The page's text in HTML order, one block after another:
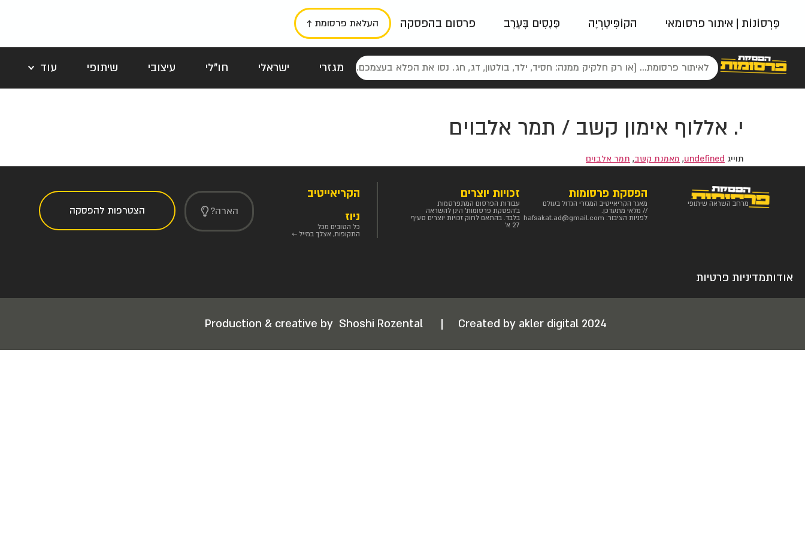
פֶּרְסוֹנוֹת | איתור פרסומאי הקוֹפִּיטֶרְיָה פָּנָסִים בָּעֶרֶב פרסום בהפסקה העלאת פרסומת ↑
מגזרי ישראלי חו"לי עיצובי שיתופי
עוד
פאשן
ניינטיז נוסטלגי כרזות טיפוגרפי
י. אללוף אימון קשב / תמר אלבוים
תוייג undefined
, מאמנת קשב, תמר אלבוים
מרחב השראה שיתופי
הפסקת פרסומות
מאגר הקריאייטיב המגזרי הגדול בעולם
// מלאי מתעדכן.
לפניות הציבור: hafsakat.ad@gmail.com
זכויות יוצרים
עבודות הפרסום המתפרסמות
ב'הפסקת פרסומות' הינן להשראה
בלבד. בהתאם לחוק זכויות יוצרים סעיף
27 א'
הקריאייטיב
ניוז
כל הטובים מכל
התקופות, אצלך במייל ←
הארה? הצטרפות להפסקה
אודותמדיניות פרטיות
Production & creative by Shoshi Rozental | Created by akler digital 2024